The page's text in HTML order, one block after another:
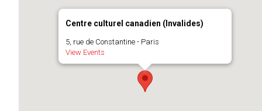
Centre culturel canadien (Invalides)
5, rue de Constantine - Paris
View Events